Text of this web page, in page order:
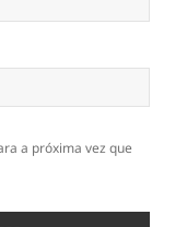
a próxima vez que